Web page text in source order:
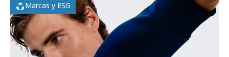
Marcas y ESG